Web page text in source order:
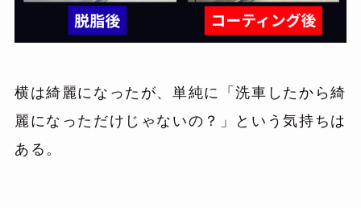
横は綺麗になったが、単純に「洗車したから綺
麗になっただけじゃないの？」という気持ちは
ある。